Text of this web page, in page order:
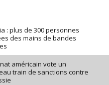
: plus de 300 personnes
des mains de bandes
américain vote un
train de sanctions contre